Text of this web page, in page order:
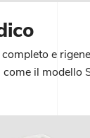
e
il modello